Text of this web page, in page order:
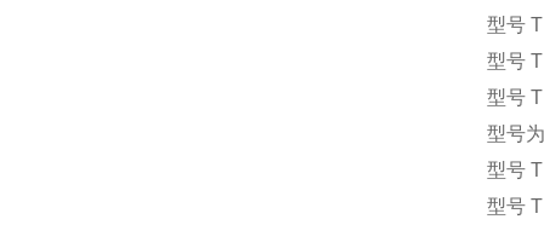
型号
型号
型号
型号
型号
型号